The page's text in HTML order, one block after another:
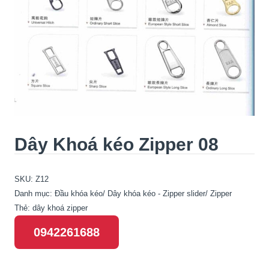
Dây Khoá kéo Zipper 08
SKU: Z12
Danh mục: Đầu khóa kéo/ Dây khóa kéo - Zipper slider/ Zipper
Thẻ: dây khoá zipper
0942261688